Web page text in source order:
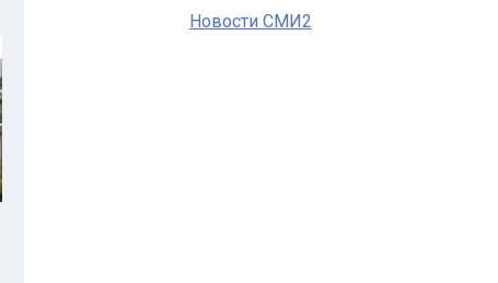
Новости СМИ2